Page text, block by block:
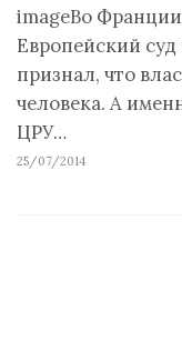
imageВо Франции
Европейский
признал, что
человека. А
ЦРУ…
25/07/2014